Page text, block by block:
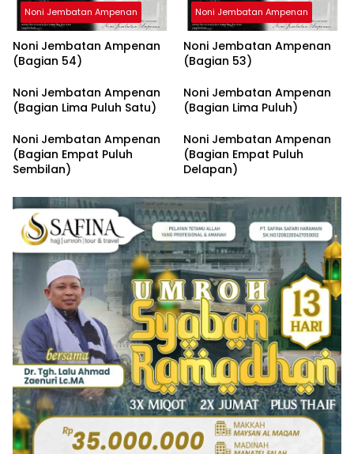
Noni Jembatan Ampenan
Noni Jembatan Ampenan
(Bagian 54)
Noni Jembatan Ampenan
Noni Jembatan Ampenan
(Bagian 53)
Noni Jembatan Ampenan
(Bagian Lima Puluh Satu)
Noni Jembatan Ampenan
(Bagian Lima Puluh)
Noni Jembatan Ampenan
(Bagian Empat Puluh
Sembilan)
Noni Jembatan Ampenan
(Bagian Empat Puluh
Delapan)